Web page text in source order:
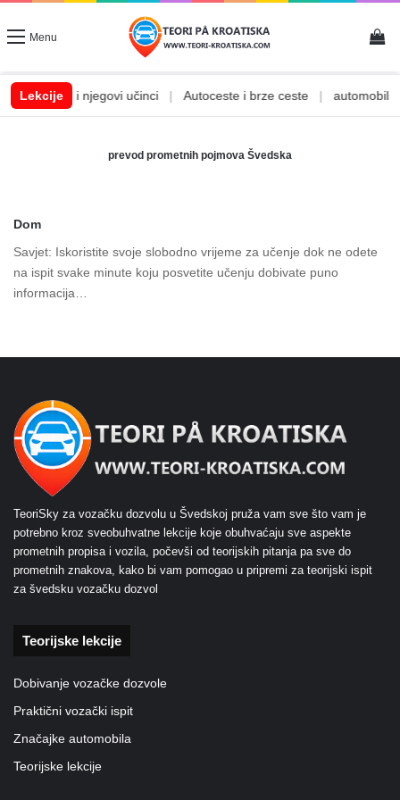
Menu
Lekcije
Alkohol i njegovi učinci Autoceste i brze ceste
prevod prometnih pojmova Švedska
Dom
Savjet: Iskoristite svoje slobodno vrijeme za učenje dok ne odete
na ispit svake minute koju posvetite učenju dobivate puno
informacija…
TeoriSky za vozačku dozvolu u Švedskoj pruža vam sve što vam je
potrebno kroz sveobuhvatne lekcije koje obuhvaćaju sve aspekte
prometnih propisa i vozila, počevši od teorijskih pitanja pa sve do
prometnih znakova, kako bi vam pomogao u pripremi za teorijski ispit
za švedsku vozačku dozvol
Teorijske lekcije
Dobivanje vozačke dozvole
Praktični vozački ispit
Značajke automobila
Teorijske lekcije